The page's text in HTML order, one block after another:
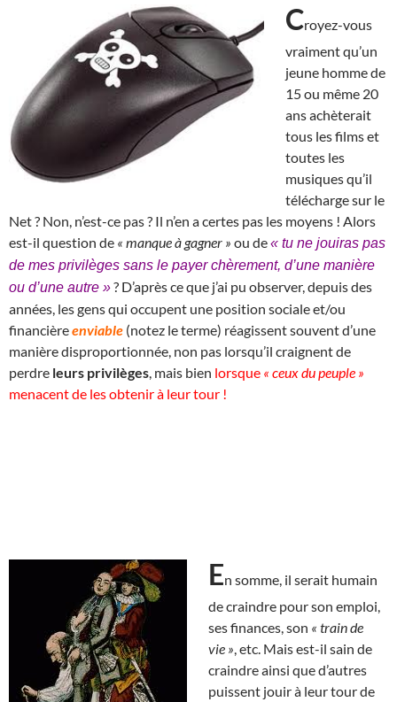
Croyez-vous
vraiment qu’un
jeune homme de
15 ou même 20
ans achèterait
tous les films et
toutes les
musiques qu’il
télécharge sur le
Net ? Non, n’est-ce pas ? Il n’en a certes pas les moyens ! Alors
est-il question de « manque à gagner » ou de« tu ne jouiras pas
de mes privilèges sans le payer chèrement, d’une manière
ou d’une autre »? D’après ce que j’ai pu observer, depuis des
années, les gens qui occupent une position sociale et/ou
financièreenviable (notez le terme) réagissent souvent d’une
manière disproportionnée, non pas lorsqu’il craignent de
perdre leurs privilèges , mais bien lorsque « ceux du peuple »
menacent de les obtenir à leur tour !
En somme, il serait humain
de craindre pour son emploi,
ses finances, son « train de
vie » , etc. Mais est-il sain de
craindre ainsi que d’autres
puissent jouir à leur tour de